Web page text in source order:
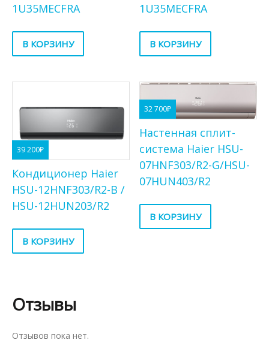
1U35MECFRA
В КОРЗИНУ
1U35MECFRA
В КОРЗИНУ
39 200₽
Кондиционер Haier
HSU-12HNF303/R2-B /
HSU-12HUN203/R2
В КОРЗИНУ
32 700₽
Настенная сплит-
система Haier HSU-
07HNF303/R2-G/HSU-
07HUN403/R2
В КОРЗИНУ
Отзывы
Отзывов пока нет.